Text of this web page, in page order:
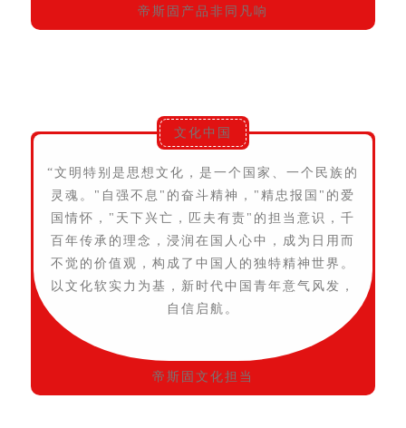
帝斯固产品非同凡响
文化中国
“文明特别是思想文化，是一个国家、一个民族的
灵魂。"自强不息"的奋斗精神，"精忠报国"的爱
国情怀，"天下兴亡，匹夫有责"的担当意识，千
百年传承的理念，浸润在国人心中，成为日用而
不觉的价值观，构成了中国人的独特精神世界。
以文化软实力为基，新时代中国青年意气风发，
自信启航。
帝斯固文化担当